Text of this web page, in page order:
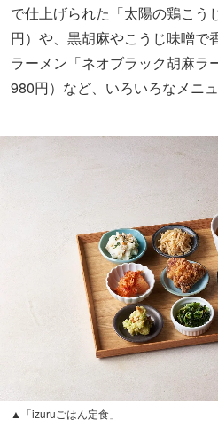
で仕上げられた「太陽の鶏こう
円）や、黒胡麻やこうじ味噌で
ラーメン「ネオブラック胡麻ラ
980円）など、いろいろなメニ
▲「izuruごはん定食」